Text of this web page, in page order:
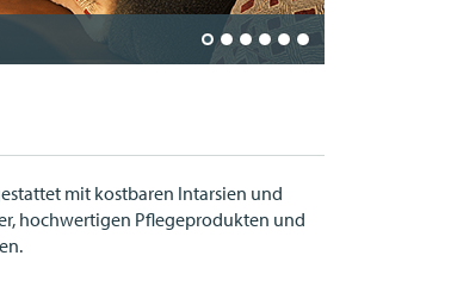
mit kostbaren Intarsien und
hochwertigen Pflegeprodukten und